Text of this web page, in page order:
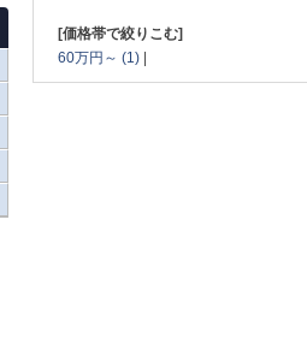
[価格帯で絞りこむ]
60万円～ (1) |